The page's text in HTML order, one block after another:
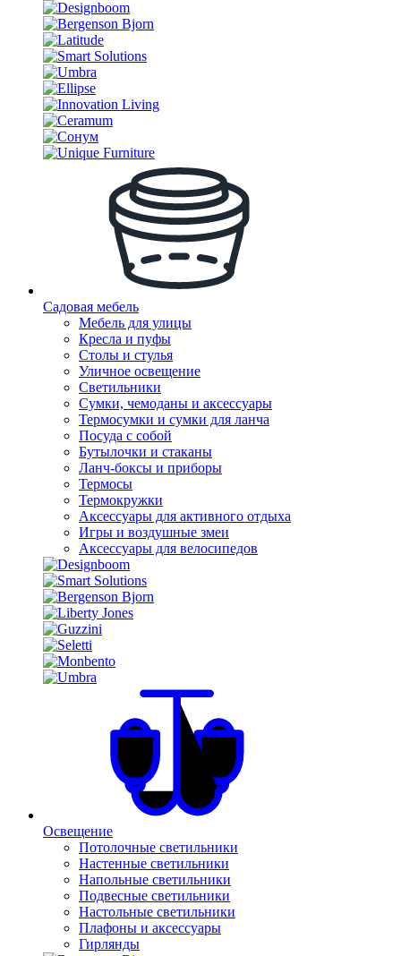
Садовая мебель
Мебель для улицы
Кресла и пуфы
Столы и стулья
Уличное освещение
Светильники
Сумки, чемоданы и аксессуары
Термосумки и сумки для ланча
Посуда с собой
Бутылочки и стаканы
Ланч-боксы и приборы
Термосы
Термокружки
Аксессуары для активного отдыха
Игры и воздушные змеи
Аксессуары для велосипедов
Освещение
Потолочные светильники
Настенные светильники
Напольные светильники
Подвесные светильники
Настольные светильники
Плафоны и аксессуары
Гирлянды